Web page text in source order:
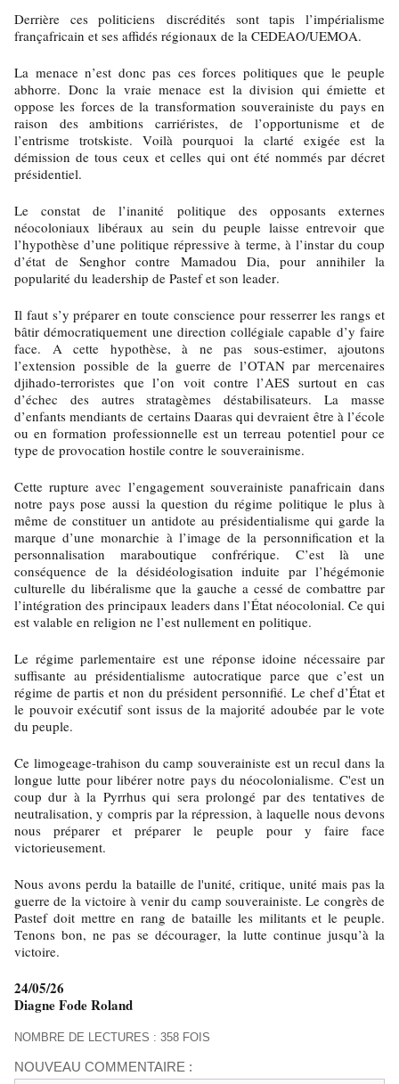
Derrière ces politiciens discrédités sont tapis l’impérialisme
françafricain et ses affidés régionaux de la CEDEAO/UEMOA.
La menace n’est donc pas ces forces politiques que le peuple
abhorre. Donc la vraie menace est la division qui émiette et
oppose les forces de la transformation souverainiste du pays en
raison des ambitions carriéristes, de l’opportunisme et de
l’entrisme trotskiste. Voilà pourquoi la clarté exigée est la
démission de tous ceux et celles qui ont été nommés par décret
présidentiel.
Le constat de l’inanité politique des opposants externes
néocoloniaux libéraux au sein du peuple laisse entrevoir que
l’hypothèse d’une politique répressive à terme, à l’instar du coup
d’état de Senghor contre Mamadou Dia, pour annihiler la
popularité du leadership de Pastef et son leader.
Il faut s’y préparer en toute conscience pour resserrer les rangs et
bâtir démocratiquement une direction collégiale capable d’y faire
face. A cette hypothèse, à ne pas sous-estimer, ajoutons
l’extension possible de la guerre de l’OTAN par mercenaires
djihado-terroristes que l’on voit contre l’AES surtout en cas
d’échec des autres stratagèmes déstabilisateurs. La masse
d’enfants mendiants de certains Daaras qui devraient être à l’école
ou en formation professionnelle est un terreau potentiel pour ce
type de provocation hostile contre le souverainisme.
Cette rupture avec l’engagement souverainiste panafricain dans
notre pays pose aussi la question du régime politique le plus à
même de constituer un antidote au présidentialisme qui garde la
marque d’une monarchie à l’image de la personnification et la
personnalisation maraboutique confrérique. C’est là une
conséquence de la désidéologisation induite par l’hégémonie
culturelle du libéralisme que la gauche a cessé de combattre par
l’intégration des principaux leaders dans l’État néocolonial. Ce qui
est valable en religion ne l’est nullement en politique.
Le régime parlementaire est une réponse idoine nécessaire par
suffisante au présidentialisme autocratique parce que c’est un
régime de partis et non du président personnifié. Le chef d’État et
le pouvoir exécutif sont issus de la majorité adoubée par le vote
du peuple.
Ce limogeage-trahison du camp souverainiste est un recul dans la
longue lutte pour libérer notre pays du néocolonialisme. C'est un
coup dur à la Pyrrhus qui sera prolongé par des tentatives de
neutralisation, y compris par la répression, à laquelle nous devons
nous préparer et préparer le peuple pour y faire face
victorieusement.
Nous avons perdu la bataille de l'unité, critique, unité mais pas la
guerre de la victoire à venir du camp souverainiste. Le congrès de
Pastef doit mettre en rang de bataille les militants et le peuple.
Tenons bon, ne pas se décourager, la lutte continue jusqu’à la
victoire.
24/05/26
Diagne Fode Roland
NOMBRE DE LECTURES : 358 FOIS
NOUVEAU COMMENTAIRE :